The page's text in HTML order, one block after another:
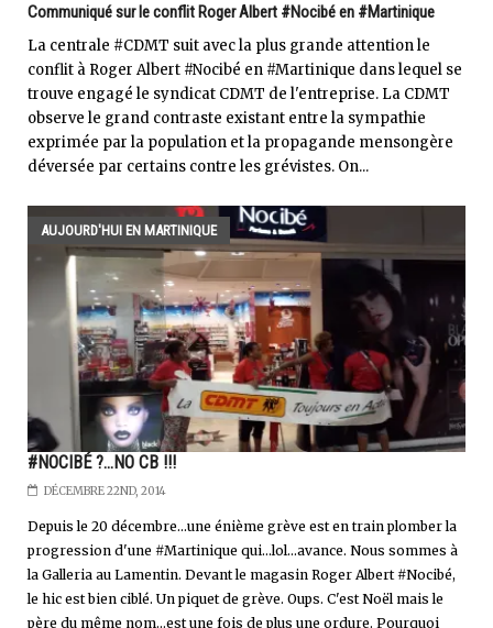
Communiqué sur le conflit Roger Albert #Nocibé en #Martinique
La centrale #CDMT suit avec la plus grande attention le
conflit à Roger Albert #Nocibé en #Martinique dans lequel se
trouve engagé le syndicat CDMT de l'entreprise. La CDMT
observe le grand contraste existant entre la sympathie
exprimée par la population et la propagande mensongère
déversée par certains contre les grévistes. On...
AUJOURD'HUI EN MARTINIQUE
#NOCIBÉ ?...NO CB !!!
DÉCEMBRE 22ND, 2014
Depuis le 20 décembre...une énième grève est en train plomber la
progression d'une #Martinique qui...lol...avance. Nous sommes à
la Galleria au Lamentin. Devant le magasin Roger Albert #Nocibé,
le hic est bien ciblé. Un piquet de grève. Oups. C'est Noël mais le
père du même nom...est une fois de plus une ordure. Pourquoi